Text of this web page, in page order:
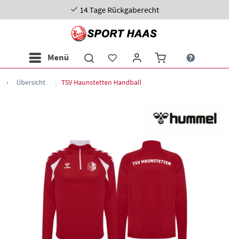
14 Tage Rückgaberecht
Menü
Übersicht TSV Haunstetten Handball